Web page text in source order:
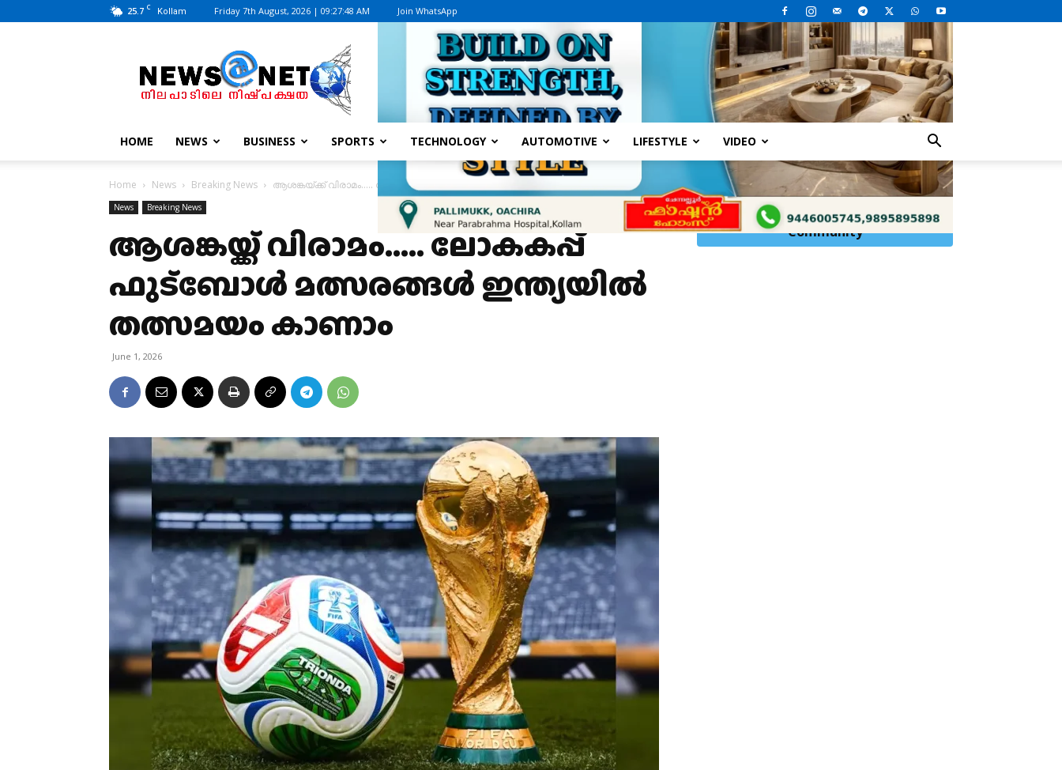
25.7 C Kollam Friday 7th August, 2026 | 09:27:48 AM Join WhatsApp
News@Net
|
www.newsatnet.com
HOME NEWS BUSINESS SPORTS TECHNOLOGY AUTOMOTIVE LIFESTYLE VIDEO
Home News Breaking News ആശങ്കയ്ക്ക് വിരാമം….. ലോകകപ്പ് ഫുട്ബോള്‍ മത്സരങ്ങള്‍ ഇന്ത്യയില്‍ തത്സമയം കാണാം
News Breaking News
ആശങ്കയ്ക്ക് വിരാമം….. ലോകകപ്പ്
ഫുട്ബോള്‍ മത്സരങ്ങള്‍ ഇന്ത്യയില്‍
തത്സമയം കാണാം
June 1, 2026
Click Here toJoinWhatsApp
Community